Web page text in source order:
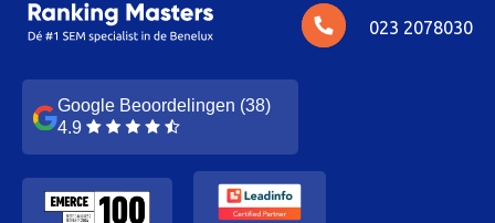
023 2078030
Google Beoordelingen (38)
4.9